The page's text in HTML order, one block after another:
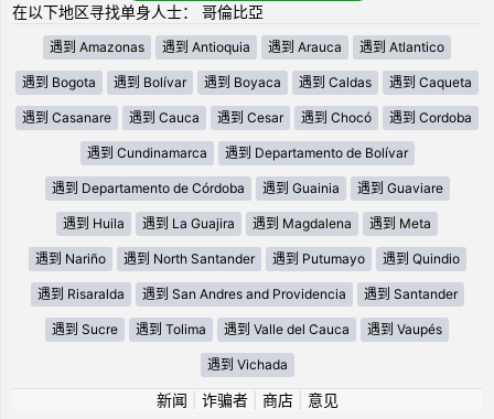
在以下地区寻找单身人士： 哥倫比亞
遇到 Amazonas 遇到 Antioquia 遇到 Arauca 遇到 Atlantico
遇到 Bogota 遇到 Bolívar 遇到 Boyaca 遇到 Caldas 遇到 Caqueta
遇到 Casanare 遇到 Cauca 遇到 Cesar 遇到 Chocó 遇到 Cordoba
遇到 Cundinamarca 遇到 Departamento de Bolívar
遇到 Departamento de Córdoba 遇到 Guainia 遇到 Guaviare
遇到 Huila 遇到 La Guajira 遇到 Magdalena 遇到 Meta
遇到 Nariño 遇到 North Santander 遇到 Putumayo 遇到 Quindio
遇到 Risaralda 遇到 San Andres and Providencia 遇到 Santander
遇到 Sucre 遇到 Tolima 遇到 Valle del Cauca 遇到 Vaupés
遇到 Vichada
新闻 诈骗者| 商店| 意见